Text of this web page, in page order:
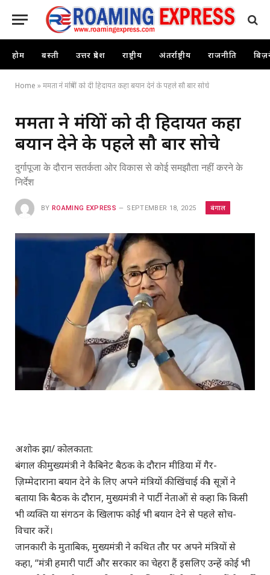
होम बस्ती उत्तर प्रदेश राष्ट्रीय अंतर्राष्ट्रीय राजनीति
Home »ममता ने मंत्रियों को दी हिदायत कहा बयान देने के पहले सौ बार सोचे
ममता ने मंत्रियों को दी हिदायत कहा
बयान देने के पहले सौ बार सोचे
दुर्गापूजा के दौरान सतर्कता ओर विकास से कोई समझौता नहीं करने के
निर्देश
BY ROAMING EXPRESS SEPTEMBER 18, 2025 बंगाल
अशोक झा/ कोलकाता:
बंगाल की मुख्यमंत्री ने कैबिनेट बैठक के दौरान मीडिया में गैर-
ज़िम्मेदाराना बयान देने के लिए अपने मंत्रियों की खिंचाई की। सूत्रों ने
बताया कि बैठक के दौरान, मुख्यमंत्री ने पार्टी नेताओं से कहा कि किसी
भी व्यक्ति या संगठन के खिलाफ कोई भी बयान देने से पहले सोच-
विचार करें।
जानकारी के मुताबिक, मुख्यमंत्री ने कथित तौर पर अपने मंत्रियों से
कहा, “मंत्री हमारी पार्टी और सरकार का चेहरा हैं इसलिए उन्हें कोई भी